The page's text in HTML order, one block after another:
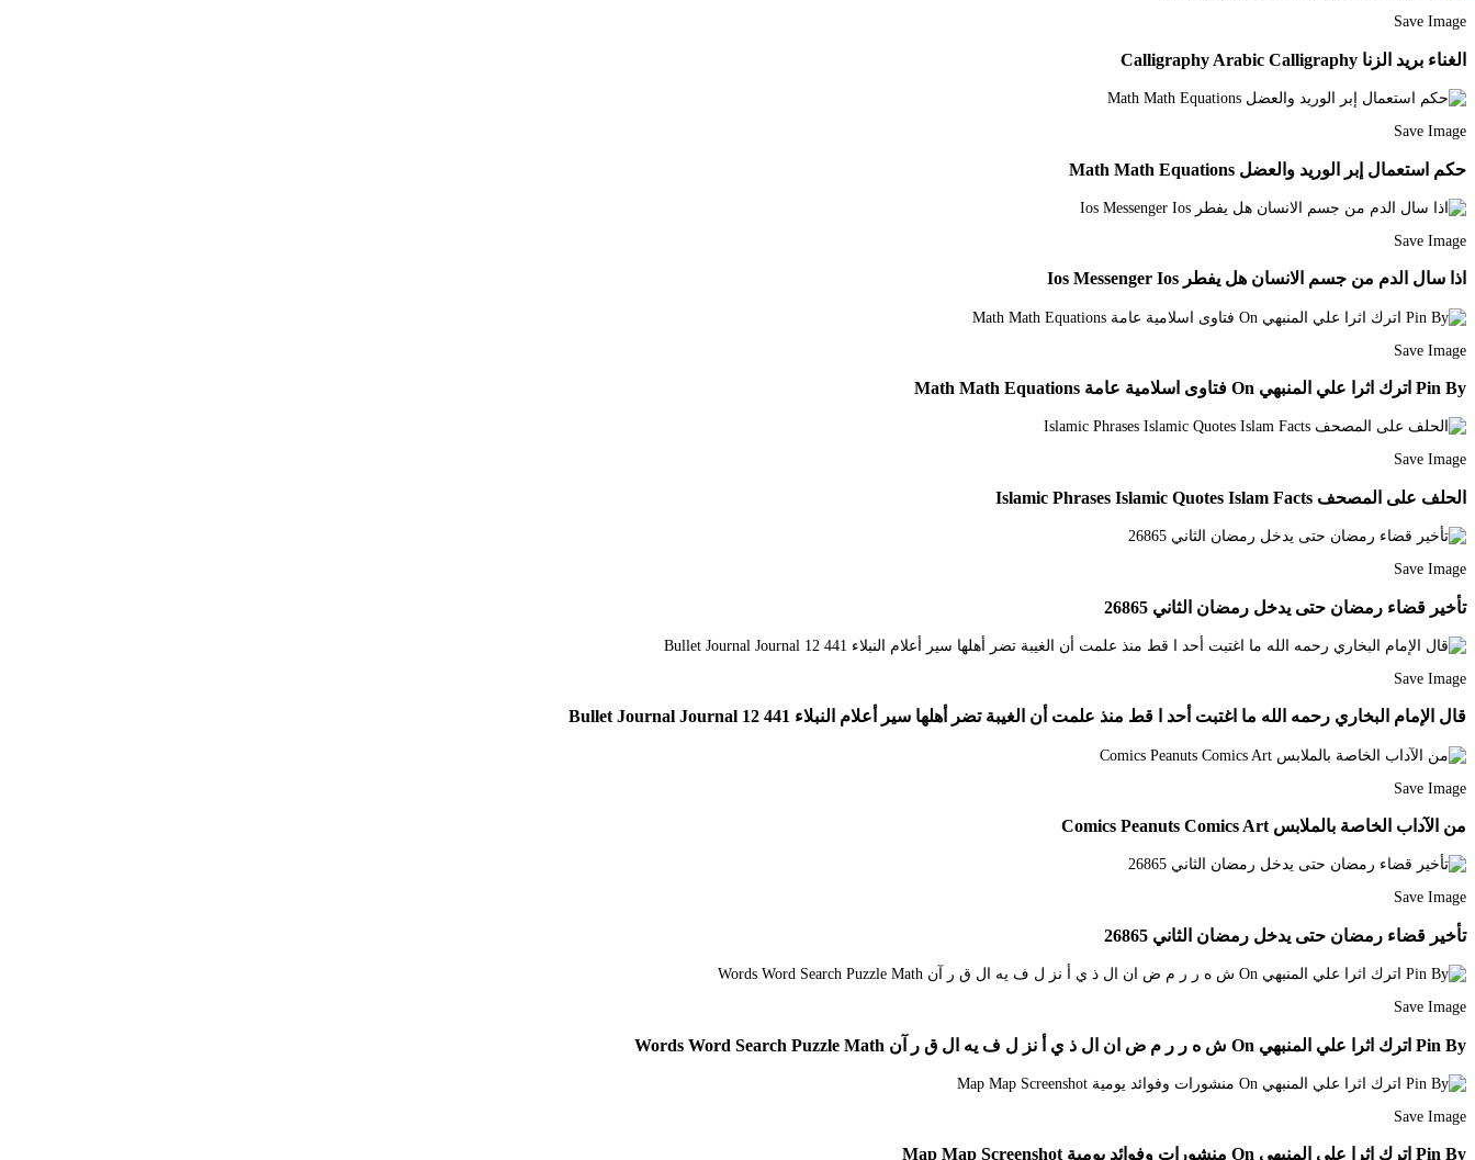
Save Image
الغناء بريد الزنا Calligraphy Arabic Calligraphy
Save Image
حكم استعمال إبر الوريد والعضل Math Math Equations
Save Image
اذا سال الدم من جسم الانسان هل يفطر Ios Messenger Ios
Save Image
Pin By اترك اثرا علي المنبهي On فتاوى اسلامية عامة Math Math Equations
Save Image
الحلف على المصحف Islamic Phrases Islamic Quotes Islam Facts
Save Image
تأخير قضاء رمضان حتى يدخل رمضان الثاني 26865
Save Image
قال الإمام البخاري رحمه الله ما اغتبت أحد ا قط منذ علمت أن الغيبة تضر أهلها سير أعلام النبلاء 441 12 Bullet Journal Journal
Save Image
من الآداب الخاصة بالملابس Comics Peanuts Comics Art
Save Image
تأخير قضاء رمضان حتى يدخل رمضان الثاني 26865
Save Image
Pin By اترك اثرا علي المنبهي On ش ه ر ر م ض ان ال ذ ي أ نز ل ف يه ال ق ر آن Words Word Search Puzzle Math
Save Image
Pin By اترك اثرا علي المنبهي On منشورات وفوائد يومية Map Map Screenshot